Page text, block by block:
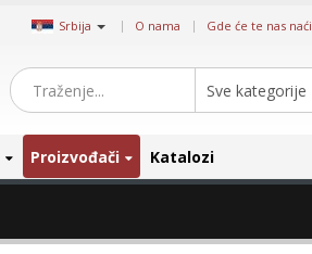
Srbija | O nama Gde će te nas naći
Sve kategorije
Proizvođači Katalozi